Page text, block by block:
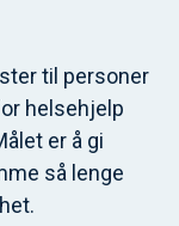
til personer
helsehjelp
er å gi
så lenge